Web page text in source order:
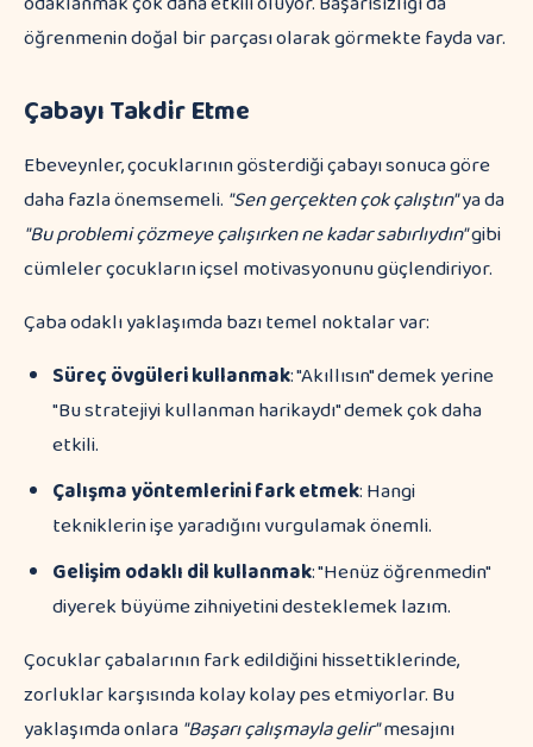
öğrenmenin doğal bir parçası olarak görmekte fayda var.
Çabayı Takdir Etme
Ebeveynler, çocuklarının gösterdiği çabayı sonuca göre
daha fazla önemsemeli. "Sen gerçekten çok çalıştın"ya da
"Bu problemi çözmeye çalışırken ne kadar sabırlıydın"gibi
cümleler çocukların içsel motivasyonunu güçlendiriyor.
Çaba odaklı yaklaşımda bazı temel noktalar var:
Süreç övgüleri kullanmak: "Akıllısın" demek yerine
"Bu stratejiyi kullanman harikaydı" demek çok daha
etkili.
Çalışma yöntemlerini fark etmek: Hangi
tekniklerin işe yaradığını vurgulamak önemli.
Gelişim odaklı dil kullanmak: "Henüz öğrenmedin"
diyerek büyüme zihniyetini desteklemek lazım.
Çocuklar çabalarının fark edildiğini hissettiklerinde,
zorluklar karşısında kolay kolay pes etmiyorlar. Bu
yaklaşımda onlara "Başarı çalışmayla gelir"mesajını